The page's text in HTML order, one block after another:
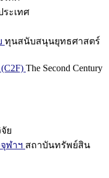
ระเทศ
ทุนสนับสนุนยุทธศาสตร์
The Second Century
ย
ฬาฯ สถาบันทรัพย์สิน